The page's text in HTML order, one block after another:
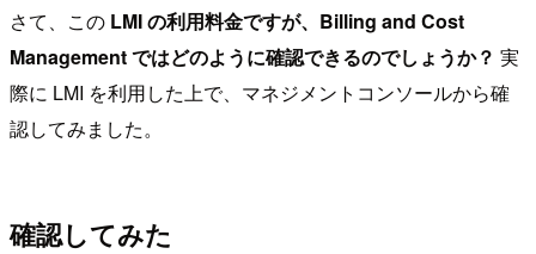
さて、この LMI の利用料金ですが、Billing and Cost
Management ではどのように確認できるのでしょうか？ 実
際に LMI を利用した上で、マネジメントコンソールから確
認してみました。
確認してみた